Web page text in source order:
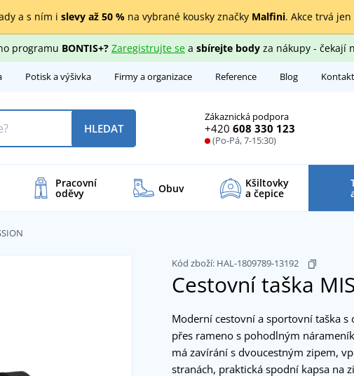
a s ním i slevy až 50 %na vybrané kousky značky Malfini. Akce trvá jen
programu BONTIS+? Zaregistrujte sea sbírejte bodyza nákupy - čekají
Potisk a výšivka Firmy a organizace Reference Blog Kontakt
Zákaznická podpora
+420 608 330 123
(Po-Pá, 7-15:30)
HLEDAT
Pracovní
oděvy Obuv Kšiltovky
a čepice
Kód zboží: HAL-1809789-13192
Cestovní taška
Moderní cestovní a sportovní taška
přes rameno s pohodlným
má zavírání s dvoucestným zipem,
stranách, praktická spodní kapsa na